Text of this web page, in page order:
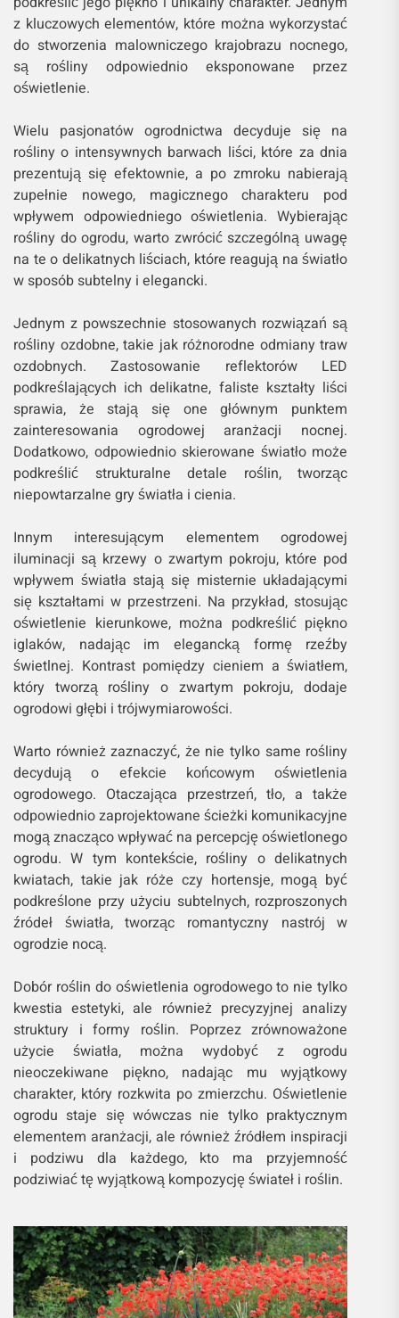
z kluczowych elementów, które można wykorzystać
do stworzenia malowniczego krajobrazu nocnego,
są rośliny odpowiednio eksponowane przez
oświetlenie.
Wielu pasjonatów ogrodnictwa decyduje się na
rośliny o intensywnych barwach liści, które za dnia
prezentują się efektownie, a po zmroku nabierają
zupełnie nowego, magicznego charakteru pod
wpływem odpowiedniego oświetlenia. Wybierając
rośliny do ogrodu, warto zwrócić szczególną uwagę
na te o delikatnych liściach, które reagują na światło
w sposób subtelny i elegancki.
Jednym z powszechnie stosowanych rozwiązań są
rośliny ozdobne, takie jak różnorodne odmiany traw
ozdobnych. Zastosowanie reflektorów LED
podkreślających ich delikatne, faliste kształty liści
sprawia, że stają się one głównym punktem
zainteresowania ogrodowej aranżacji nocnej.
Dodatkowo, odpowiednio skierowane światło może
podkreślić strukturalne detale roślin, tworząc
niepowtarzalne gry światła i cienia.
Innym interesującym elementem ogrodowej
iluminacji są krzewy o zwartym pokroju, które pod
wpływem światła stają się misternie układającymi
się kształtami w przestrzeni. Na przykład, stosując
oświetlenie kierunkowe, można podkreślić piękno
iglaków, nadając im elegancką formę rzeźby
świetlnej. Kontrast pomiędzy cieniem a światłem,
który tworzą rośliny o zwartym pokroju, dodaje
ogrodowi głębi i trójwymiarowości.
Warto również zaznaczyć, że nie tylko same rośliny
decydują o efekcie końcowym oświetlenia
ogrodowego. Otaczająca przestrzeń, tło, a także
odpowiednio zaprojektowane ścieżki komunikacyjne
mogą znacząco wpływać na percepcję oświetlonego
ogrodu. W tym kontekście, rośliny o delikatnych
kwiatach, takie jak róże czy hortensje, mogą być
podkreślone przy użyciu subtelnych, rozproszonych
źródeł światła, tworząc romantyczny nastrój w
ogrodzie nocą.
Dobór roślin do oświetlenia ogrodowego to nie tylko
kwestia estetyki, ale również precyzyjnej analizy
struktury i formy roślin. Poprzez zrównoważone
użycie światła, można wydobyć z ogrodu
nieoczekiwane piękno, nadając mu wyjątkowy
charakter, który rozkwita po zmierzchu. Oświetlenie
ogrodu staje się wówczas nie tylko praktycznym
elementem aranżacji, ale również źródłem inspiracji
i podziwu dla każdego, kto ma przyjemność
podziwiać tę wyjątkową kompozycję świateł i roślin.